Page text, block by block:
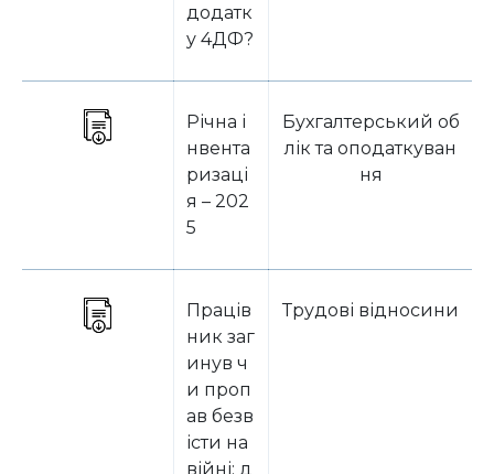
додатк
у 4ДФ?
Річна і
нвента
ризаці
я – 202
5
Бухгалтерський об
лік та оподаткуван
ня
Праців
ник заг
инув ч
и проп
ав безв
істи на
війні: д
Трудові відносини